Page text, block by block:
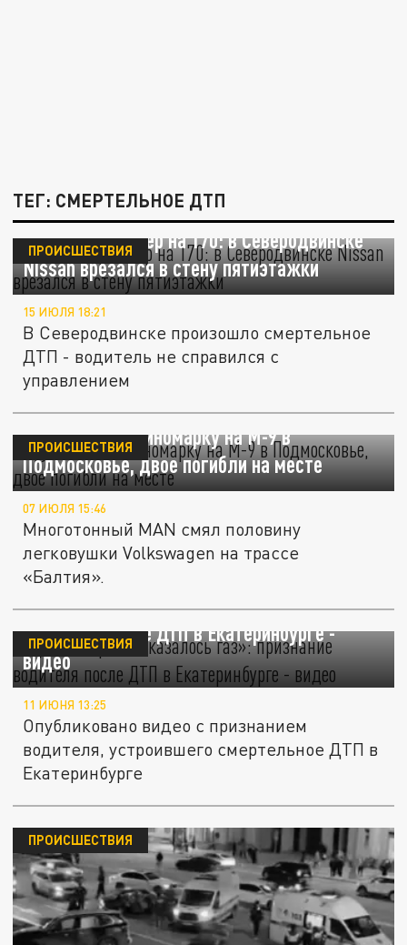
ТЕГ: СМЕРТЕЛЬНОЕ ДТП
Спидометр замер на 170: в Северодвинске
Nissan врезался в стену пятиэтажки
ПРОИСШЕСТВИЯ
15 ИЮЛЯ 18:21
В Северодвинске произошло смертельное
ДТП - водитель не справился с
управлением
Грузовик смял иномарку на М-9 в
Подмосковье, двое погибли на месте
ПРОИСШЕСТВИЯ
07 ИЮЛЯ 15:46
Многотонный MAN смял половину
легковушки Volkswagen на трассе
«Балтия».
Думал, тормоз, оказалось газ»: признание
водителя после ДТП в Екатеринбурге -
видео
ПРОИСШЕСТВИЯ
11 ИЮНЯ 13:25
Опубликовано видео с признанием
водителя, устроившего смертельное ДТП в
Екатеринбурге
ПРОИСШЕСТВИЯ